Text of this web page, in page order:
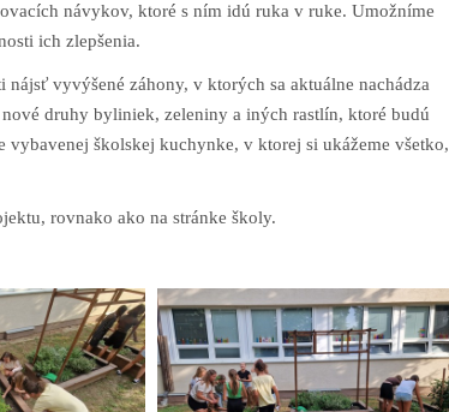
návykov, ktoré s ním idú ruka v ruke. Umožníme
ich zlepšenia.
vyvýšené záhony, v ktorých sa aktuálne nachádza
druhy byliniek, zeleniny a iných rastlín, ktoré budú
školskej kuchynke, v ktorej si ukážeme všetko,
rovnako ako na stránke školy.